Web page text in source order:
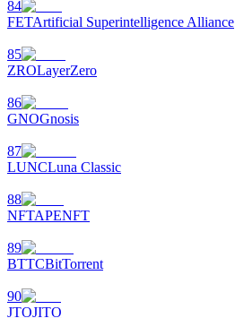
84
FETArtificial Superintelligence Alliance
85
ZROLayerZero
86
GNOGnosis
87
LUNCLuna Classic
88
NFTAPENFT
89
BTTCBitTorrent
90
JTOJITO